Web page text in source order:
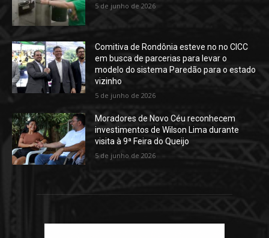
5 de junho de 2026
Comitiva de Rondônia esteve no no CICC
em busca de parcerias para levar o
modelo do sistema Paredão para o estado
vizinho
5 de junho de 2026
Moradores de Novo Céu reconhecem
investimentos de Wilson Lima durante
visita à 9ª Feira do Queijo
5 de junho de 2026